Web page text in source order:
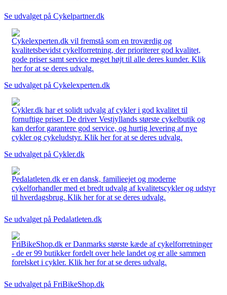
Se udvalget på Cykelpartner.dk
Cykelexperten.dk vil fremstå som en troværdig og
kvalitetsbevidst cykelforretning, der prioriterer god kvalitet,
gode priser samt service meget højt til alle deres kunder. Klik
her for at se deres udvalg.
Se udvalget på Cykelexperten.dk
Cykler.dk har et solidt udvalg af cykler i god kvalitet til
fornuftige priser. De driver Vestjyllands største cykelbutik og
kan derfor garantere god service, og hurtig levering af nye
cykler og cykeludstyr. Klik her for at se deres udvalg.
Se udvalget på Cykler.dk
Pedalatleten.dk er en dansk, familieejet og moderne
cykelforhandler med et bredt udvalg af kvalitetscykler og udstyr
til hverdagsbrug. Klik her for at se deres udvalg.
Se udvalget på Pedalatleten.dk
FriBikeShop.dk er Danmarks største kæde af cykelforretninger
- de er 99 butikker fordelt over hele landet og er alle sammen
forelsket i cykler. Klik her for at se deres udvalg.
Se udvalget på FriBikeShop.dk